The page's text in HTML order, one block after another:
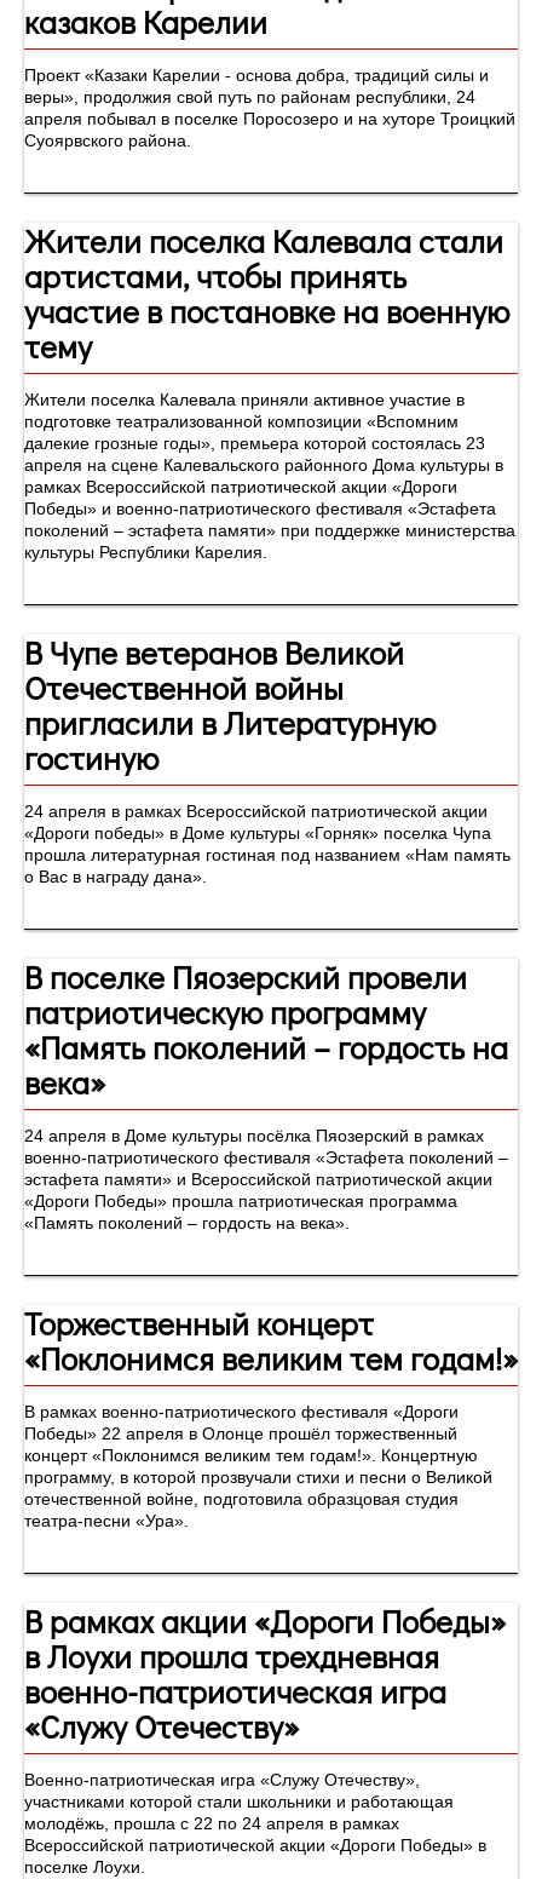
казаков Карелии
Проект «Казаки Карелии - основа добра, традиций силы и
веры», продолжия свой путь по районам республики, 24
апреля побывал в поселке Поросозеро и на хуторе Троицкий
Суоярвского района.
Жители поселка Калевала стали
артистами, чтобы принять
участие в постановке на военную
тему
Жители поселка Калевала приняли активное участие в
подготовке театрализованной композиции «Вспомним
далекие грозные годы», премьера которой состоялась 23
апреля на сцене Калевальского районного Дома культуры в
рамках Всероссийской патриотической акции «Дороги
Победы» и военно-патриотического фестиваля «Эстафета
поколений – эстафета памяти» при поддержке министерства
культуры Республики Карелия.
В Чупе ветеранов Великой
Отечественной войны
пригласили в Литературную
гостиную
24 апреля в рамках Всероссийской патриотической акции
«Дороги победы» в Доме культуры «Горняк» поселка Чупа
прошла литературная гостиная под названием «Нам память
о Вас в награду дана».
В поселке Пяозерский провели
патриотическую программу
«Память поколений – гордость на
века»
24 апреля в Доме культуры посёлка Пяозерский в рамках
военно-патриотического фестиваля «Эстафета поколений –
эстафета памяти» и Всероссийской патриотической акции
«Дороги Победы» прошла патриотическая программа
«Память поколений – гордость на века».
Торжественный концерт
«Поклонимся великим тем годам!»
В рамках военно-патриотического фестиваля «Дороги
Победы» 22 апреля в Олонце прошёл торжественный
концерт «Поклонимся великим тем годам!». Концертную
программу, в которой прозвучали стихи и песни о Великой
отечественной войне, подготовила образцовая студия
театра-песни «Ура».
В рамках акции «Дороги Победы»
в Лоухи прошла трехдневная
военно-патриотическая игра
«Служу Отечеству»
Военно-патриотическая игра «Служу Отечеству»,
участниками которой стали школьники и работающая
молодёжь, прошла с 22 по 24 апреля в рамках
Всероссийской патриотической акции «Дороги Победы» в
поселке Лоухи.